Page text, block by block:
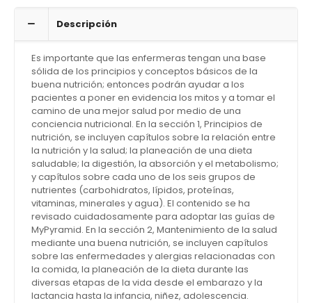
Descripción
Es importante que las enfermeras tengan una base
sólida de los principios y conceptos básicos de la
buena nutrición; entonces podrán ayudar a los
pacientes a poner en evidencia los mitos y a tomar el
camino de una mejor salud por medio de una
conciencia nutricional. En la sección 1, Principios de
nutrición, se incluyen capítulos sobre la relación entre
la nutrición y la salud; la planeación de una dieta
saludable; la digestión, la absorción y el metabolismo;
y capítulos sobre cada uno de los seis grupos de
nutrientes (carbohidratos, lípidos, proteínas,
vitaminas, minerales y agua). El contenido se ha
revisado cuidadosamente para adoptar las guías de
MyPyramid. En la sección 2, Mantenimiento de la salud
mediante una buena nutrición, se incluyen capítulos
sobre las enfermedades y alergias relacionadas con
la comida, la planeación de la dieta durante las
diversas etapas de la vida desde el embarazo y la
lactancia hasta la infancia, niñez, adolescencia.